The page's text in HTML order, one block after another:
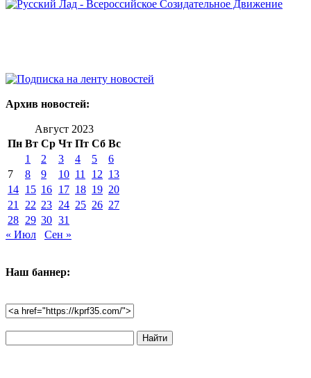
Архив новостей:
Август 2023
Пн Вт Ср Чт Пт Сб Вс
1
2 3 4 5
6
7
8 9 10 11 12 13
14 15 16 17 18 19 20
21
22 23 24 25 26 27
28 29 30 31
« Июл
Сен »
Наш баннер:
по